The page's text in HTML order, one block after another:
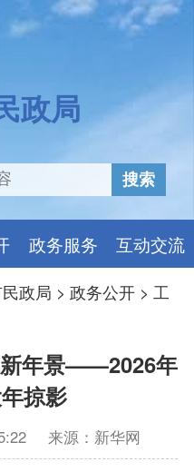
政局
搜索
政务服务 互动交流
政局 >政务公开 > 工
新年景——2026年
掠影
来源：新华网